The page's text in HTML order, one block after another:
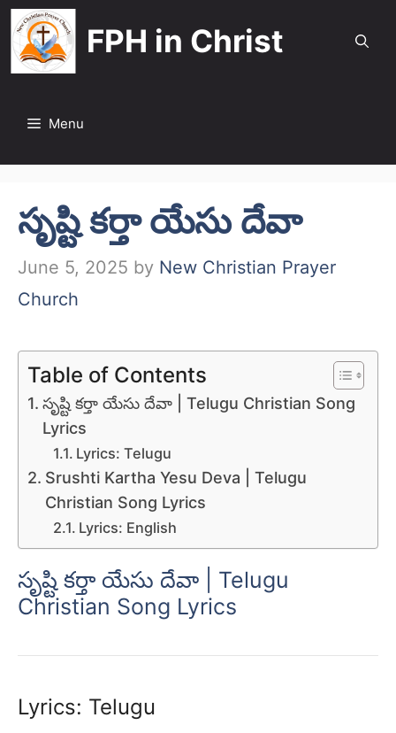
Skip
to
content
FPH in Christ
Menu
సృష్టి కర్తా యేసు దేవా
June 5, 2025 by New Christian Prayer
Church
Table of Contents
సృష్టి కర్తా యేసు దేవా | Telugu Christian Song
Lyrics
Lyrics: Telugu
Srushti Kartha Yesu Deva | Telugu
Christian Song Lyrics
Lyrics: English
సృష్టి కర్తా యేసు దేవా | Telugu
Christian Song Lyrics
Lyrics: Telugu